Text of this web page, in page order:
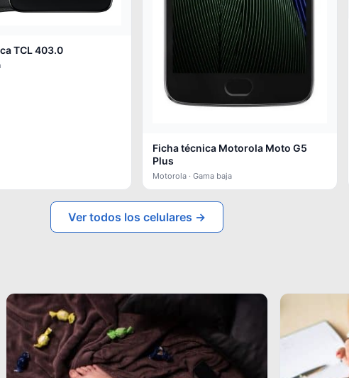
TCL 403.0
Ficha técnica Motorola Moto G5
Plus
Motorola · Gama baja
Ver todos los celulares →